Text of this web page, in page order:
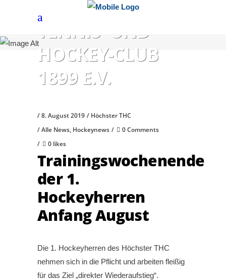
HÖCHSTER
TENNIS- UND
HOCKEY-CLUB
1899 E.V.
8. August 2019
Höchster THC
Alle News, Hockeynews
0 Comments
0 likes
Trainingswochenende
der 1.
Hockeyherren
Anfang August
Die 1. Hockeyherren des Höchster THC
nehmen sich in die Pflicht und arbeiten fleißig
für das Ziel „direkter Wiederaufstieg“.